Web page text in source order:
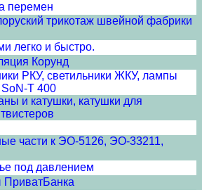
перемен
трикотаж швейной фабрики
легко и быстро.
Корунд
РКУ, светильники ЖКУ, лампы
T 400
и катушки, катушки для
части к ЭО-5126, ЭО-33211,
под давлением
ПриватБанка